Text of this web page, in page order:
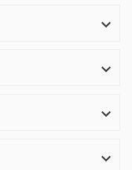



